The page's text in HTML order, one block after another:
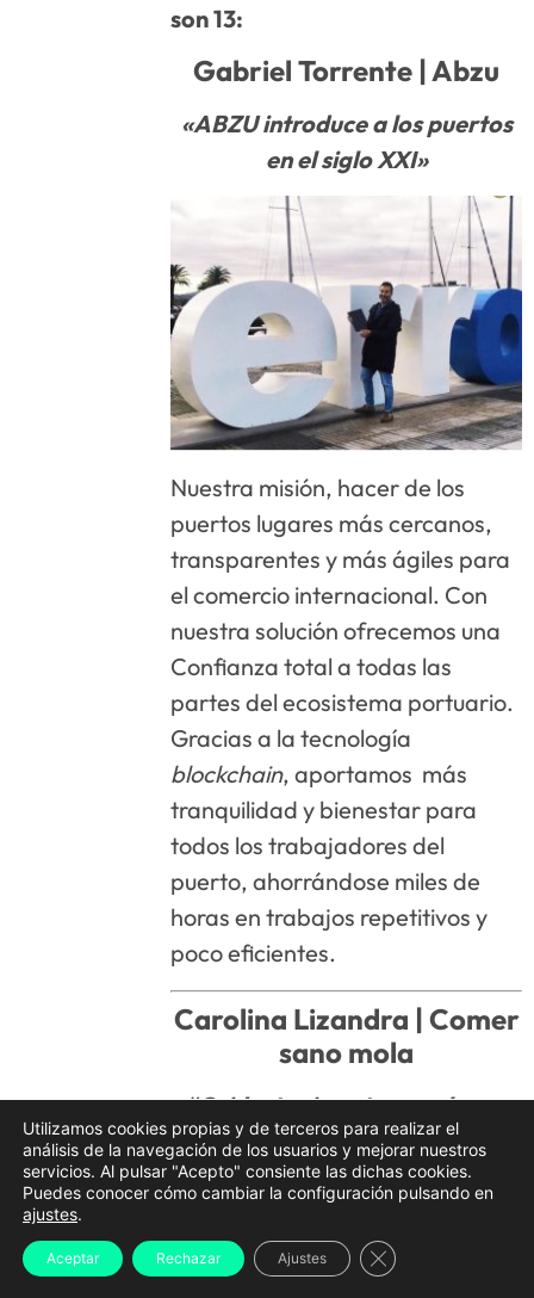
son 13:
Gabriel Torrente |Abzu
«ABZU introduce a los puertos
en el siglo XXI»
Nuestra misión, hacer de los
puertos lugares más cercanos,
transparentes y más ágiles para
el comercio internacional. Con
nuestra solución ofrecemos una
Confianza total a todas las
partes del ecosistema portuario.
Gracias a la tecnología
blockchain, aportamos más
tranquilidad y bienestar para
todos los trabajadores del
puerto, ahorrándose miles de
horas en trabajos repetitivos y
poco eficientes.
Carolina Lizandra | Comer
sano mola
“Cuidarte sin notar que haces
un esfuerzo. La salud y el sabor
juntos”
Utilizamos cookies propias y de terceros para realizar el
análisis de la navegación de los usuarios y mejorar nuestros
servicios. Al pulsar "Acepto" consiente las dichas cookies.
Puedes conocer cómo cambiar la configuración pulsando en
ajustes.
Aceptar Rechazar Ajustes Cerrar el banner de